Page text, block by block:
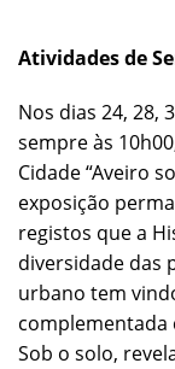
Atividades de
Nos dias 24, 28,
sempre às
Cidade “Aveiro
exposição
registos que a
diversidade das
urbano tem
complementada
Sob o solo,